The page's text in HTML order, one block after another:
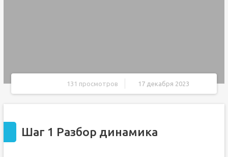
131 просмотров 17 декабря 2023
Шаг 1 Разбор динамика